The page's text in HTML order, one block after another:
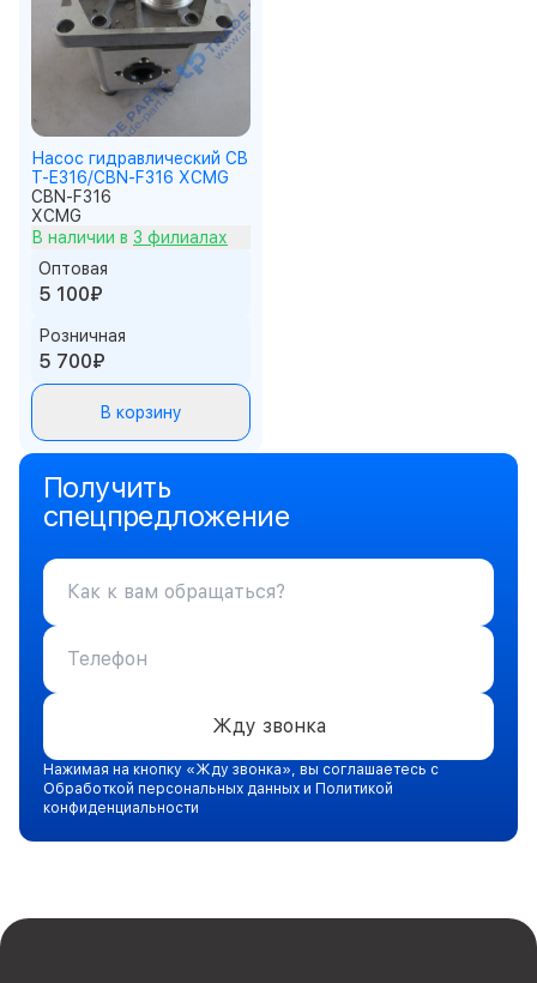
Насос гидравлический CB
T-E316/CBN-F316 XCMG
CBN-F316
XCMG
В наличии в 3 филиалах
Оптовая
5 100₽
Розничная
5 700₽
В корзину
Получить
спецпредложение
Жду звонка
Нажимая на кнопку «Жду звонка», вы соглашаетесь с
Обработкой персональных данных и Политикой
конфиденциальности